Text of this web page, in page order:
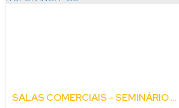
SALAS COMERCIAIS - SEMINÁRIO - ITUPORANGA - SC